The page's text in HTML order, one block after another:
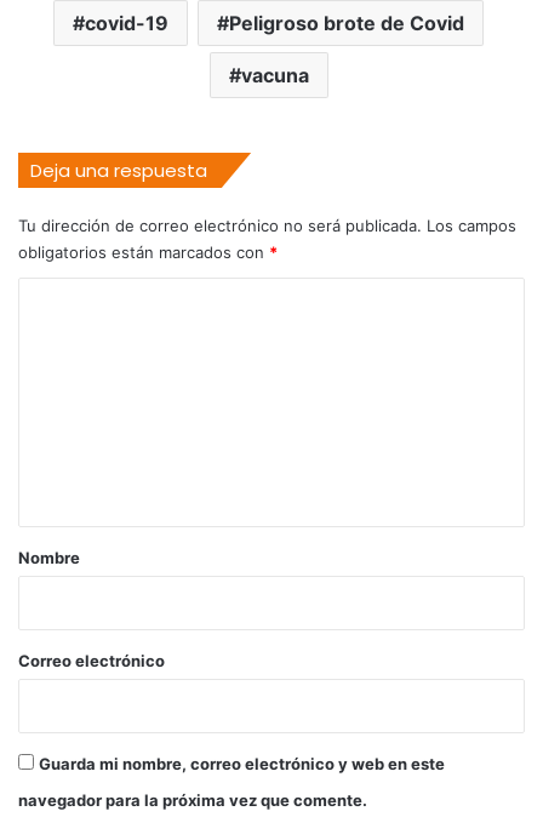
covid-19 Peligroso brote de Covid
vacuna
Deja una respuesta
Tu dirección de correo electrónico no será publicada. Los campos
obligatorios están marcados con *
r
*
Nombre
Correo electrónico
Guarda mi nombre, correo electrónico y web en este
navegador para la próxima vez que comente.